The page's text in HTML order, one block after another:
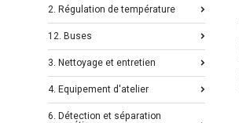
2. Régulation de température
12. Buses
3. Nettoyage et entretien
4. Equipement d'atelier
6. Détection et séparation